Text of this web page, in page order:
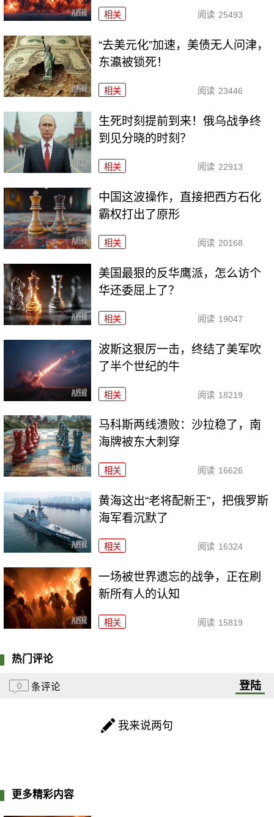
相关 阅读 25493
“去美元化”加速，美债无人问津，
东瀛被锁死！
相关 阅读 23446
生死时刻提前到来！俄乌战争终
到见分晓的时刻？
相关 阅读 22913
中国这波操作，直接把西方石化
霸权打出了原形
相关 阅读 20168
美国最狠的反华鹰派，怎么访个
华还委屈上了？
相关 阅读 19047
波斯这狠厉一击，终结了美军吹
了半个世纪的牛
相关 阅读 18219
马科斯两线溃败：沙拉稳了，南
海牌被东大刺穿
相关 阅读 16626
黄海这出“老将配新王”，把俄罗斯
海军看沉默了
相关 阅读 16324
一场被世界遗忘的战争，正在刷
新所有人的认知
相关 阅读 15819
热门评论
0 条评论 登陆
我来说两句
更多精彩内容